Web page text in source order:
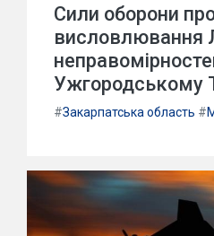
Сили оборони
висловлювання
Ужгородському
#Закарпатська область #